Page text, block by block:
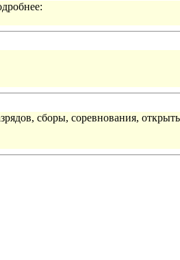
сборы, соревнования,